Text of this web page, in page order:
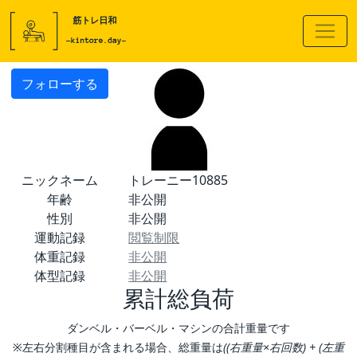
フォローする
ニックネーム
トレーニー10885
年齢
非公開
性別
非公開
運動記録
閲覧制限
体重記録
非公開
体型記録
非公開
累計総負荷
ダンベル・バーベル・マシンの合計重量です
※左右分割種目が含まれる場合、総重量は((右重量×右回数) + (左重